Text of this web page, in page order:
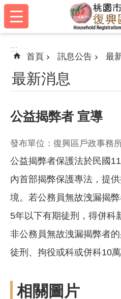
跳到主要內容區塊
:::
:::
首頁 訊息公告 最
最新消息
公益揭弊者 宣導
發布單位：復興區戶政事務
公益揭弊者保護法於民國
內首部揭弊保護專法，提
境。若公務員無故洩漏揭
5年以下有期徒刑，得併科
非公務員無故洩漏揭弊者
徒刑、拘役或科或併科10萬
相關圖片